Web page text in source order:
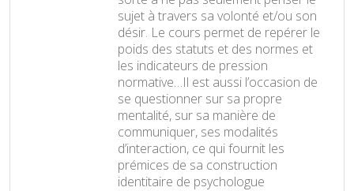
sujet à travers sa volonté et/ou son
désir. Le cours permet de repérer le
poids des statuts et des normes et
les indicateurs de pression
normative…Il est aussi l’occasion de
se questionner sur sa propre
mentalité, sur sa manière de
communiquer, ses modalités
d’interaction, ce qui fournit les
prémices de sa construction
identitaire de psychologue